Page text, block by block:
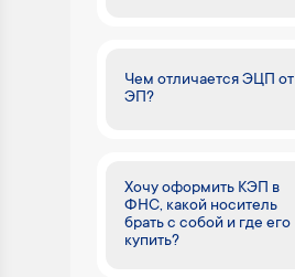
Чем отличается ЭЦП от
ЭП?
Хочу оформить КЭП в
ФНС, какой носитель
брать с собой и где его
купить?